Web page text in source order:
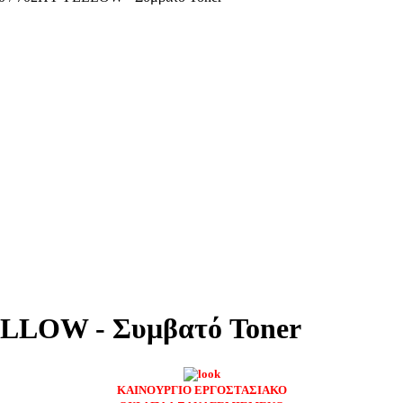
- Συμβατό Toner
ΚΑΙΝΟΥΡΓΙΟ ΕΡΓΟΣΤΑΣΙΑΚΟ